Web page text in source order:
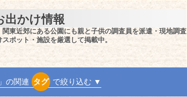
出かけ情報
東近郊にある公園にも親と子供の調査員を派遣・現地調査
ポット・施設を厳選して掲載中。
の関連 タグ で絞り込む ▼